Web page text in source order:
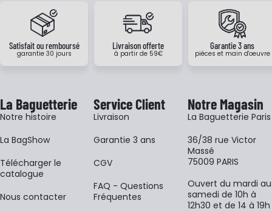
Satisfait ou remboursé
garantie 30 jours
Livraison offerte
à partir de 59€
Garantie 3 ans
pièces et main d'oeuvre
La Baguetterie
Notre histoire
La BagShow
​Télécharger le
catalogue
Nous contacter
Service Client
Livraison
Garantie 3 ans
CGV
FAQ - Questions
Fréquentes
Notre Magasin
La Baguetterie Paris
36/38 rue Victor
Massé
75009 PARIS
Ouvert du mardi au
samedi de 10h à
12h30 et de 14 à 19h